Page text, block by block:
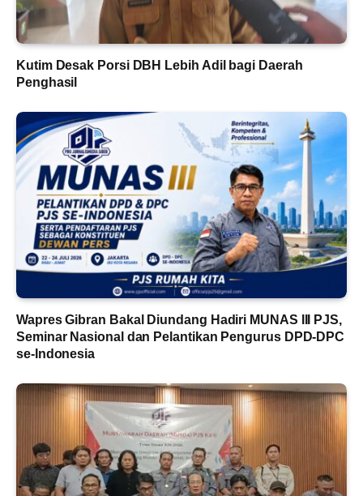
Kutim Desak Porsi DBH Lebih Adil bagi Daerah
Penghasil
Wapres Gibran Bakal Diundang Hadiri MUNAS III PJS,
Seminar Nasional dan Pelantikan Pengurus DPD-DPC
se-Indonesia